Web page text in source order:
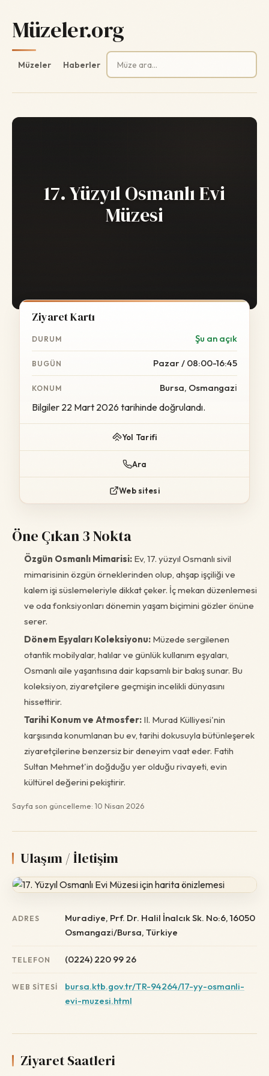
Müzeler.org
Müzeler Haberler
Arama:
17. Yüzyıl Osmanlı Evi
Müzesi
Ziyaret Kartı
DURUM Şu an açık
BUGÜN Pazar / 08:00-16:45
KONUM Bursa, Osmangazi̇
Bilgiler 22 Mart 2026 tarihinde doğrulandı.
Yol Tarifi
Ara
Web sitesi
Öne Çıkan 3 Nokta
Özgün Osmanlı Mimarisi: Ev, 17. yüzyıl Osmanlı sivil
mimarisinin özgün örneklerinden olup, ahşap işçiliği ve
kalem işi süslemeleriyle dikkat çeker. İç mekan düzenlemesi
ve oda fonksiyonları dönemin yaşam biçimini gözler önüne
serer.
Dönem Eşyaları Koleksiyonu: Müzede sergilenen
otantik mobilyalar, halılar ve günlük kullanım eşyaları,
Osmanlı aile yaşantısına dair kapsamlı bir bakış sunar. Bu
koleksiyon, ziyaretçilere geçmişin incelikli dünyasını
hissettirir.
Tarihi Konum ve Atmosfer: II. Murad Külliyesi'nin
karşısında konumlanan bu ev, tarihi dokusuyla bütünleşerek
ziyaretçilerine benzersiz bir deneyim vaat eder. Fatih
Sultan Mehmet'in doğduğu yer olduğu rivayeti, evin
kültürel değerini pekiştirir.
Sayfa son güncelleme: 10 Nisan 2026
Ulaşım / İletişim
ADRES
Muradiye, Prf. Dr. Halil İnalcık Sk. No:6, 16050
Osmangazi̇/Bursa, Türkiye
TELEFON (0224) 220 99 26
WEB SITESI
bursa.ktb.gov.tr/TR-94264/17-yy-osmanli-
evi-muzesi.html
Ziyaret Saatleri